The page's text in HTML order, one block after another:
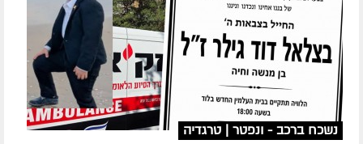
נשכח ברכב - ונפטר | טרגדיה